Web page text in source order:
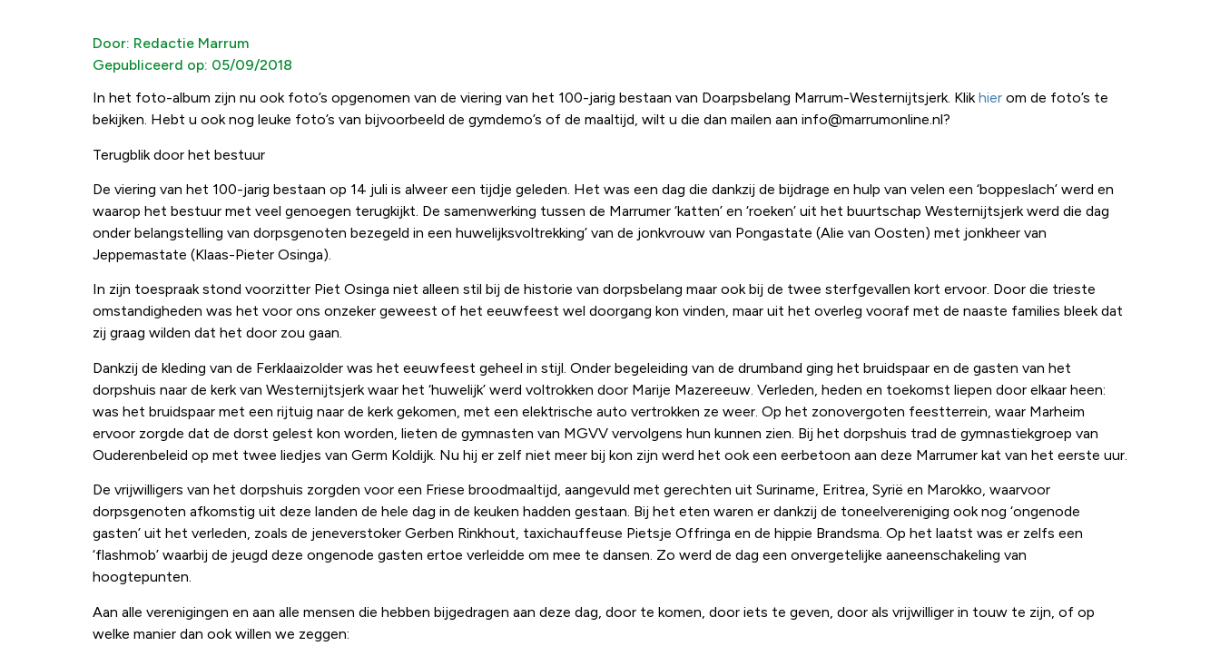
Door: Redactie Marrum
Gepubliceerd op: 05/09/2018
In het foto-album zijn nu ook foto’s opgenomen van de viering van het 100-jarig bestaan van Doarpsbelang Marrum-Westernijtsjerk. Klikhier om de foto’s te
bekijken. Hebt u ook nog leuke foto’s van bijvoorbeeld de gymdemo’s of de maaltijd, wilt u die dan mailen aan info@marrumonline.nl?
Terugblik door het bestuur
De viering van het 100-jarig bestaan op 14 juli is alweer een tijdje geleden. Het was een dag die dankzij de bijdrage en hulp van velen een ‘boppeslach’ werd en
waarop het bestuur met veel genoegen terugkijkt. De samenwerking tussen de Marrumer ‘katten’ en ‘roeken’ uit het buurtschap Westernijtsjerk werd die dag
onder belangstelling van dorpsgenoten bezegeld in een huwelijksvoltrekking’ van de jonkvrouw van Pongastate (Alie van Oosten) met jonkheer van
Jeppemastate (Klaas-Pieter Osinga).
In zijn toespraak stond voorzitter Piet Osinga niet alleen stil bij de historie van dorpsbelang maar ook bij de twee sterfgevallen kort ervoor. Door die trieste
omstandigheden was het voor ons onzeker geweest of het eeuwfeest wel doorgang kon vinden, maar uit het overleg vooraf met de naaste families bleek dat
zij graag wilden dat het door zou gaan.
Dankzij de kleding van de Ferklaaizolder was het eeuwfeest geheel in stijl. Onder begeleiding van de drumband ging het bruidspaar en de gasten van het
dorpshuis naar de kerk van Westernijtsjerk waar het ‘huwelijk’ werd voltrokken door Marije Mazereeuw. Verleden, heden en toekomst liepen door elkaar heen:
was het bruidspaar met een rijtuig naar de kerk gekomen, met een elektrische auto vertrokken ze weer. Op het zonovergoten feestterrein, waar Marheim
ervoor zorgde dat de dorst gelest kon worden, lieten de gymnasten van MGVV vervolgens hun kunnen zien. Bij het dorpshuis trad de gymnastiekgroep van
Ouderenbeleid op met twee liedjes van Germ Koldijk. Nu hij er zelf niet meer bij kon zijn werd het ook een eerbetoon aan deze Marrumer kat van het eerste uur.
De vrijwilligers van het dorpshuis zorgden voor een Friese broodmaaltijd, aangevuld met gerechten uit Suriname, Eritrea, Syrië en Marokko, waarvoor
dorpsgenoten afkomstig uit deze landen de hele dag in de keuken hadden gestaan. Bij het eten waren er dankzij de toneelvereniging ook nog ‘ongenode
gasten’ uit het verleden, zoals de jeneverstoker Gerben Rinkhout, taxichauffeuse Pietsje Offringa en de hippie Brandsma. Op het laatst was er zelfs een
‘flashmob’ waarbij de jeugd deze ongenode gasten ertoe verleidde om mee te dansen. Zo werd de dag een onvergetelijke aaneenschakeling van
hoogtepunten.
Aan alle verenigingen en aan alle mensen die hebben bijgedragen aan deze dag, door te komen, door iets te geven, door als vrijwilliger in touw te zijn, of op
welke manier dan ook willen we zeggen: